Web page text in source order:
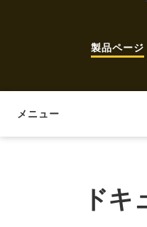
製品ページ
メニュー
ドキュメント
ドキ